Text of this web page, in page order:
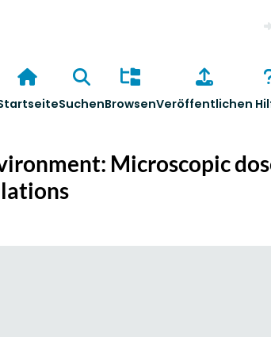
SuchenBrowsenVeröffentlichen
Microscopic